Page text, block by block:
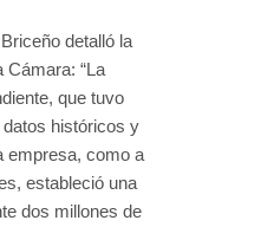
detalló la
Cámara: “La
que tuvo
históricos y
empresa, como a
estableció una
dos millones de